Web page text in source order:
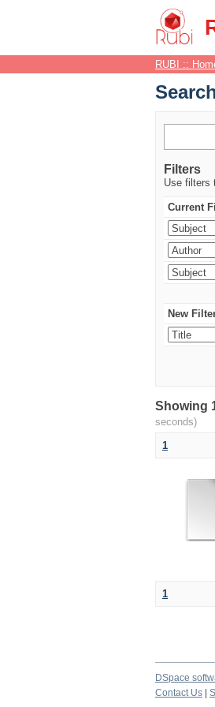
Search
RUBI ::
Filters
Use filters
Current
New
Showing
seconds)
1
1
DSpace
Contact Us